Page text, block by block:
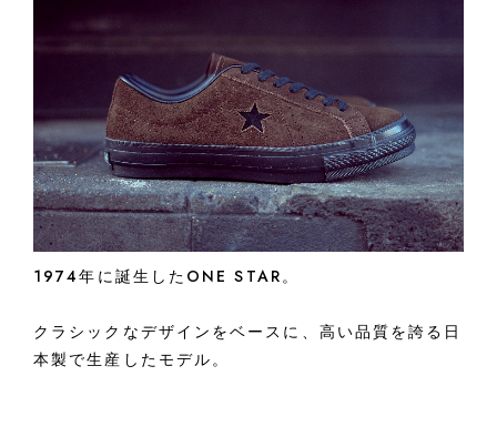
1974年に誕生したONE STAR。
クラシックなデザインをベースに、高い品質を誇る日
本製で生産したモデル。